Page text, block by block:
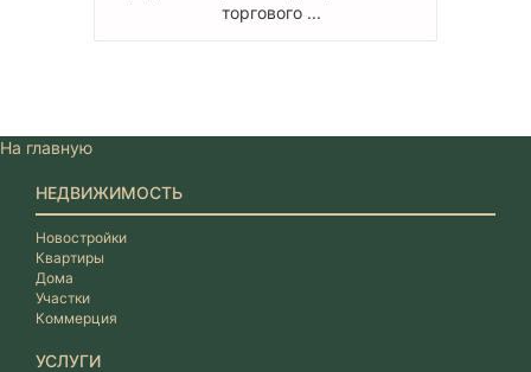
торгового ...
На главную
НЕДВИЖИМОСТЬ
Новостройки
Квартиры
Дома
Участки
Коммерция
УСЛУГИ